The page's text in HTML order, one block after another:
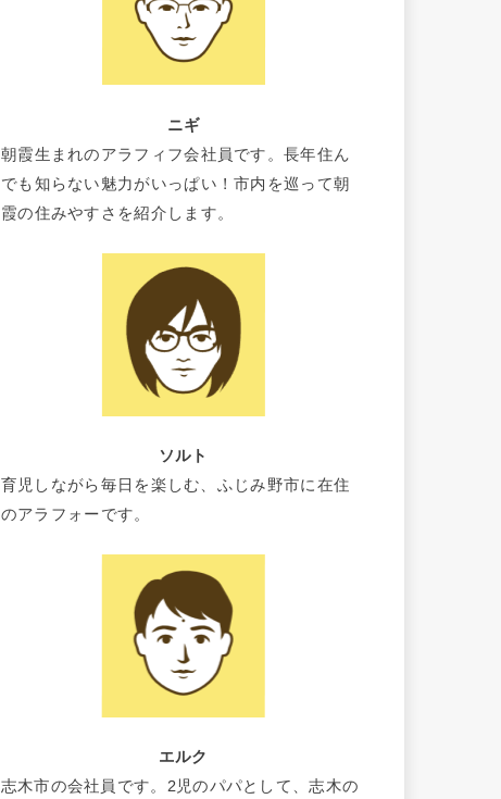
ニギ
朝霞生まれのアラフィフ会社員です。長年住ん
でも知らない魅力がいっぱい！市内を巡って朝
霞の住みやすさを紹介します。
ソルト
育児しながら毎日を楽しむ、ふじみ野市に在住
のアラフォーです。
エルク
志木市の会社員です。2児のパパとして、志木の